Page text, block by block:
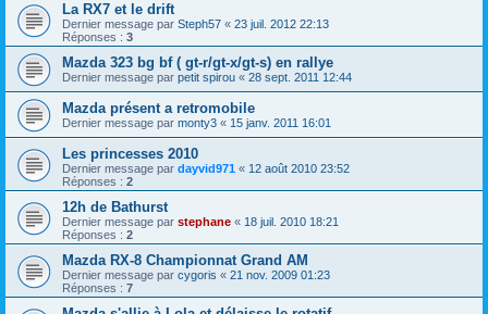
La RX7 et le drift
Dernier message par Steph57 « 23 juil. 2012 22:13
Réponses : 3
Mazda 323 bg bf ( gt-r/gt-x/gt-s) en rallye
Dernier message par petit spirou « 28 sept. 2011 12:44
Mazda présent a retromobile
Dernier message par monty3 « 15 janv. 2011 16:01
Les princesses 2010
Dernier message par dayvid971 « 12 août 2010 23:52
Réponses : 2
12h de Bathurst
Dernier message par stephane « 18 juil. 2010 18:21
Réponses : 2
Mazda RX-8 Championnat Grand AM
Dernier message par cygoris « 21 nov. 2009 01:23
Réponses : 7